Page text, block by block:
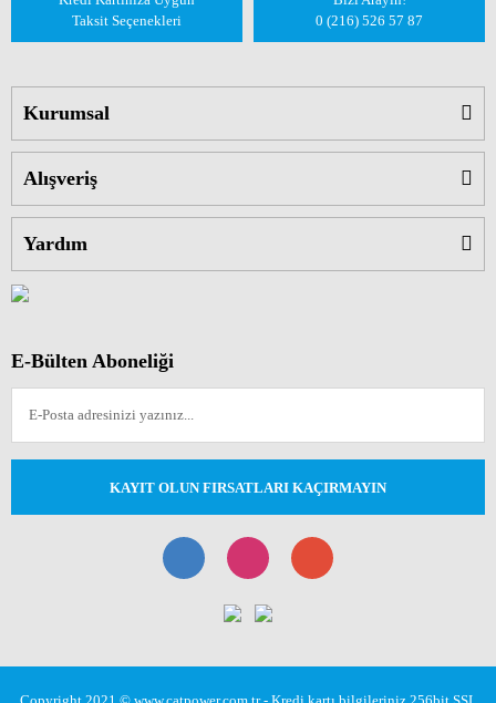
Taksit Seçenekleri
0 (216) 526 57 87
Kurumsal
Alışveriş
Yardım
E-Bülten Aboneliği
KAYIT OLUN FIRSATLARI KAÇIRMAYIN
Copyright 2021 © www.catpower.com.tr - Kredi kartı bilgileriniz 256bit SSL